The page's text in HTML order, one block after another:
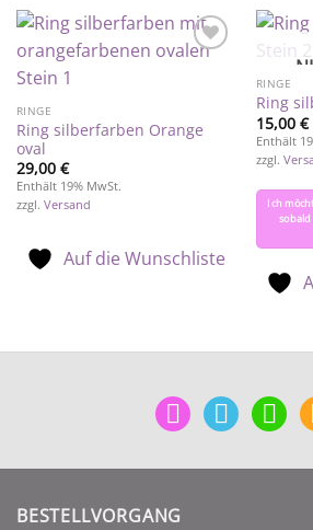
RINGE
Ring silberfarben Orange
oval
29,00 €
Enthält 19% MwSt.
zzgl. Versand
Auf die Wunschliste
RINGE
Ring
15,00 €
Enthält
zzgl.
Ich
mail facebook
BESTELLVORGANG